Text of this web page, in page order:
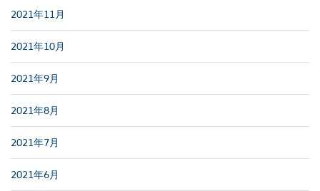
2021年11月
2021年10月
2021年9月
2021年8月
2021年7月
2021年6月